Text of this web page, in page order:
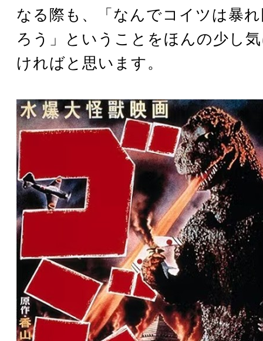
なる際も、「なんでコイツは暴
ろう」ということをほんの少し
ければと思います。